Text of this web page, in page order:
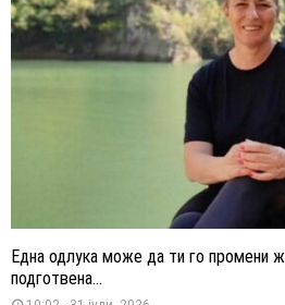
Една одлука може да ти го промени
подготвена...